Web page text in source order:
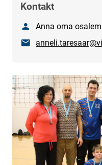
Kontakt
NimiAnna oma
E-post